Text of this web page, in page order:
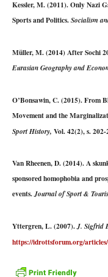
Kessler, M. (2011). Only Nazi
Sports and Politics.Socialism
Müller, M. (2014) After Sochi
Eurasian Geography and
O’Bonsawin, C. (2015). From
Movement and the
Sport History, Vol. 42(2), s. 202-
Van Rheenen, D. (2014). A
sponsored homophobia and
events.Journal of Sport &
Yttergren, L. (2007).J. Sigfrid
https://idrottsforum.org/